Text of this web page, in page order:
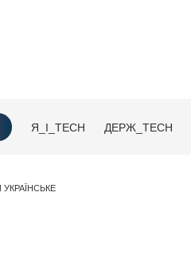
Я_І_TECH ДЕРЖ_TECH
УКРАЇНСЬКЕ